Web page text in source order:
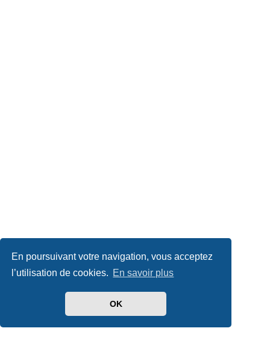
En poursuivant votre navigation, vous acceptez
l’utilisation de cookies. En savoir plus
OK